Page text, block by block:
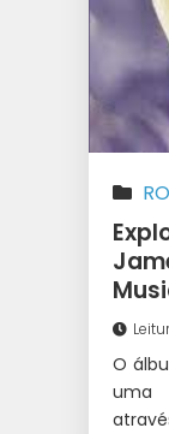
O
uma